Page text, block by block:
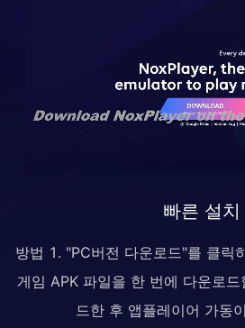
빠른 설치
방법 1. "PC버전 다운로드"를 클릭
게임 APK 파일을 한 번에 다운로
드한 후 앱플레이어 가동